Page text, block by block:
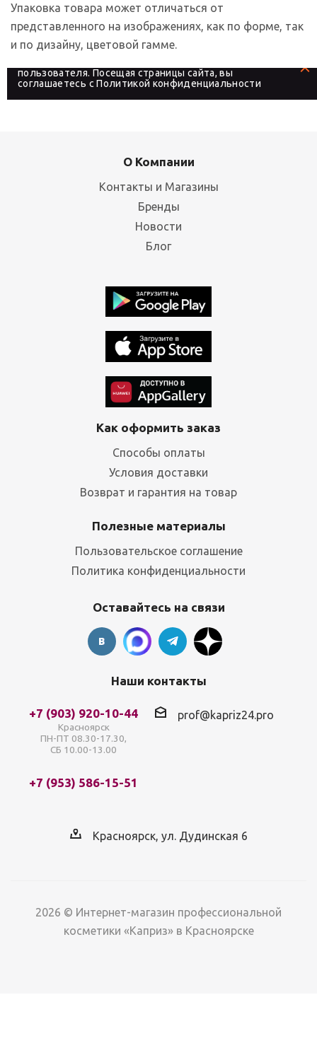
Упаковка товара может отличаться от
представленного на изображениях, как по форме, так
и по дизайну, цветовой гамме.
На сайте используются файлы cookies, которые его
пользователя. Посещая страницы сайта, вы
соглашаетесь сПолитикой конфиденциальности
О Компании
Контакты и Магазины
Бренды
Новости
Блог
Как оформить заказ
Способы оплаты
Условия доставки
Возврат и гарантия на товар
Полезные материалы
Пользовательское соглашение
Политика конфиденциальности
Оставайтесь на связи
Наши контакты
+7 (903) 920-10-44
Красноярск
ПН-ПТ 08.30-17.30,
СБ 10.00-13.00
+7 (953) 586-15-51
prof@kapriz24.pro
Красноярск, ул. Дудинская 6
2026 © Интернет-магазин профессиональной
косметики «Каприз» в Красноярске